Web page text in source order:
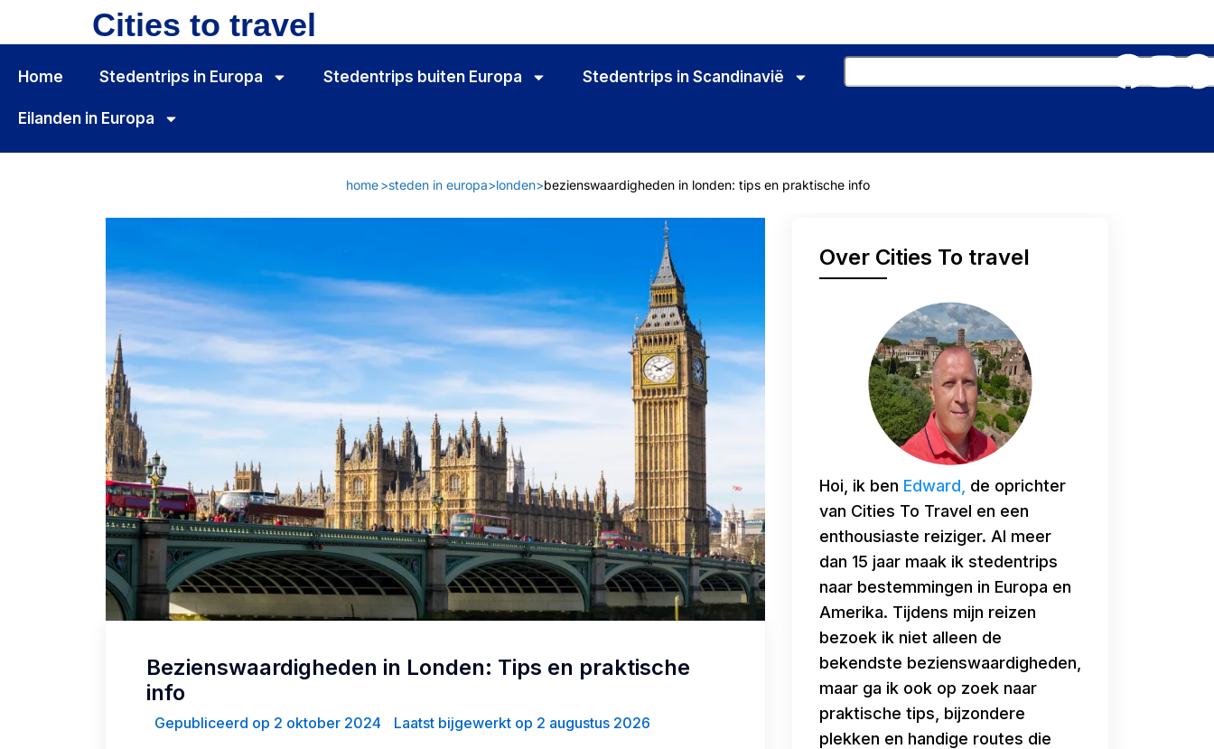
Cities to travel
Home Stedentrips in Europa Stedentrips buiten Europa Stedentrips in Scandinavië
Eilanden in Europa
home>steden in europa>londen>bezienswaardigheden in londen: tips en praktische info
Bezienswaardigheden in Londen: Tips en praktische
info
Gepubliceerd op 2 oktober 2024 Laatst bijgewerkt op 2 augustus 2026
Over Cities To travel
Hoi, ik ben Edward, de oprichter
van Cities To Travel en een
enthousiaste reiziger. Al meer
dan 15 jaar maak ik stedentrips
naar bestemmingen in Europa en
Amerika. Tijdens mijn reizen
bezoek ik niet alleen de
bekendste bezienswaardigheden,
maar ga ik ook op zoek naar
praktische tips, bijzondere
plekken en handige routes die